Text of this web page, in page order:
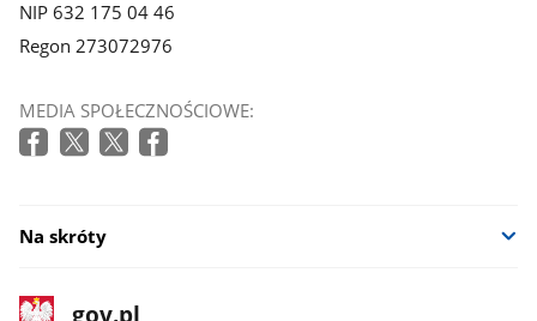
NIP 632 175 04 46
Regon 273072976
MEDIA SPOŁECZNOŚCIOWE:
Na skróty
stopkaStrona
gov.pl